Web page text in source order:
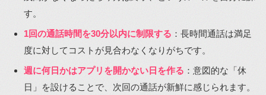
す。
1回の通話時間を30分以内に制限する ：長時間通話は満足
度に対してコストが見合わなくなりがちです。
週に何日かはアプリを開かない日を作る ：意図的な「休
日」を設けることで、次回の通話が新鮮に感じられます。